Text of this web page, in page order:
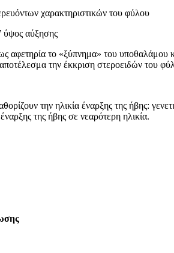
χαρακτηριστικών του φύλου
ύψος αύξησης
αφετηρία το «ξύπνημα» του υποθαλάμου
την έκκριση στεροειδών του
την ηλικία έναρξης της ήβης:
της ήβης σε νεαρότερη ηλικία.